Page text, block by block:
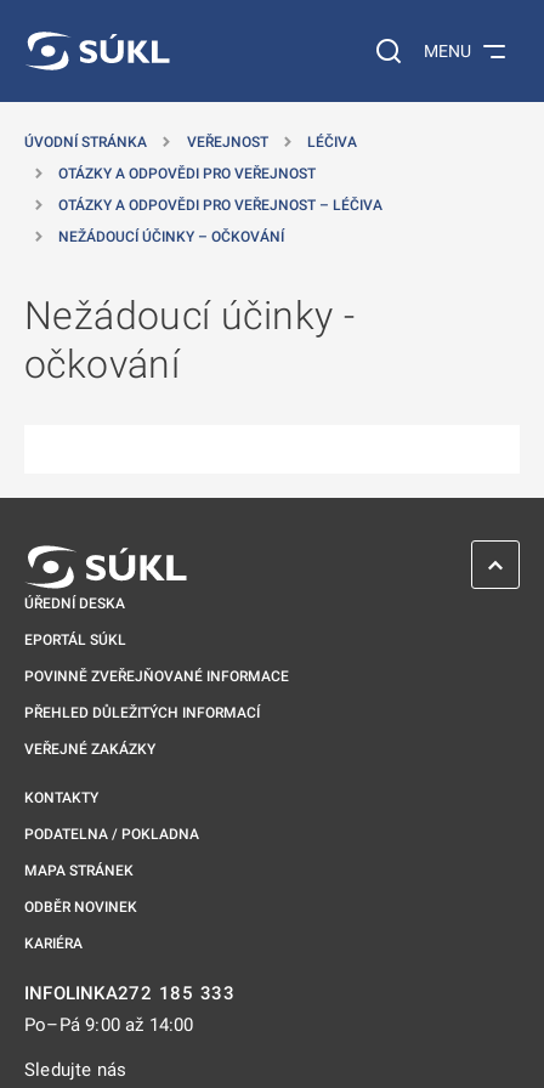
Vyhledávání na
MENU
ÚVODNÍ STRÁNKA VEŘEJNOST
LÉČIVA
OTÁZKY A ODPOVĚDI PRO VEŘEJNOST
OTÁZKY A ODPOVĚDI PRO VEŘEJNOST – LÉČIVA
NEŽÁDOUCÍ ÚČINKY – OČKOVÁNÍ
Nežádoucí účinky -
očkování
ÚŘEDNÍ DESKA
EPORTÁL SÚKL
POVINNĚ ZVEŘEJŇOVANÉ INFORMACE
PŘEHLED DŮLEŽITÝCH INFORMACÍ
VEŘEJNÉ ZAKÁZKY
KONTAKTY
PODATELNA / POKLADNA
MAPA STRÁNEK
ODBĚR NOVINEK
KARIÉRA
INFOLINKA272 185 333
Po–Pá 9:00 až 14:00
Sledujte nás
ZPĚT